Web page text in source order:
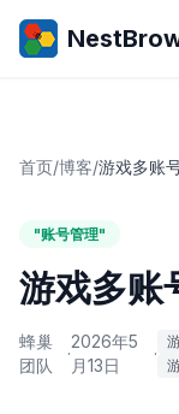
首页/博客/游戏多账
"账号管理"
游戏多账
蜂巢
团队
·
2026年5
月13日
·